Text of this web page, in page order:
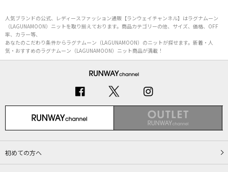
人気ブランドの公式、レディースファッション通販【ランウェイチャンネル】はラグナムーン
（LAGUNAMOON）ニットを取り揃えております。商品カテゴリーの他、サイズ、価格、OFF
率、カラー等、
あなたのこだわり条件からラグナムーン（LAGUNAMOON）のニットが探せます。新着・人
気・おすすめのラグナムーン（LAGUNAMOON）ニット商品が満載！
初めての方へ